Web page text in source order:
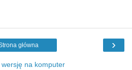
›
główna
wersję na komputer